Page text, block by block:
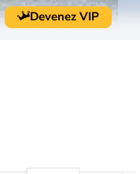
Devenez VIP